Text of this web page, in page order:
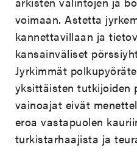
voimaan. Astetta
kannettavillaan ja
kansainväliset
Jyrkimmät
yksittäisten tutkijoiden
vainoajat eivät
eroa vastapuolen
turkistarhaajista ja